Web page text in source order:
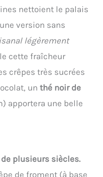
nettoient le palais
version sans
légèrement
cette fraîcheur
crêpes très sucrées
unthé noir de
apportera une belle
plusieurs siècles.
de froment (à base